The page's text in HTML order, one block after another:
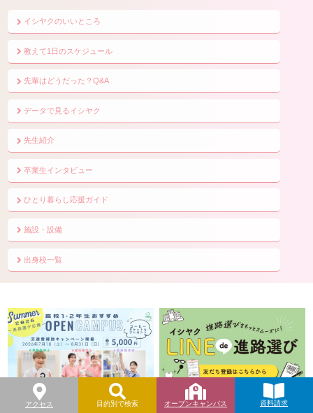
アクセス 目的別で検索 オープンキャンパス 資料請求
イシヤクのいいところ
教えて1日のスケジュール
先輩はどうだった？Q&A
データで見るイシヤク
先生紹介
卒業生インタビュー
ひとり暮らし応援ガイド
施設・設備
出身校一覧